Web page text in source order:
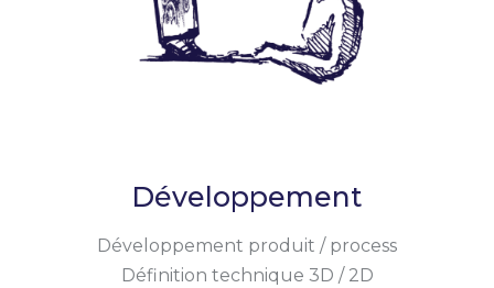
Développement
Développement produit / process
Définition technique 3D / 2D